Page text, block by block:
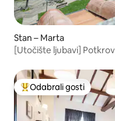
Stan – Marta
[Utočište ljubavi]
Među najviše
Odabrali gosti